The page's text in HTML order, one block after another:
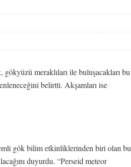
meraklıları ile buluşacakları bu
belirtti. Akşamları ise
gök bilim etkinliklerinden biri olan bu
duyurdu. “Perseid meteor